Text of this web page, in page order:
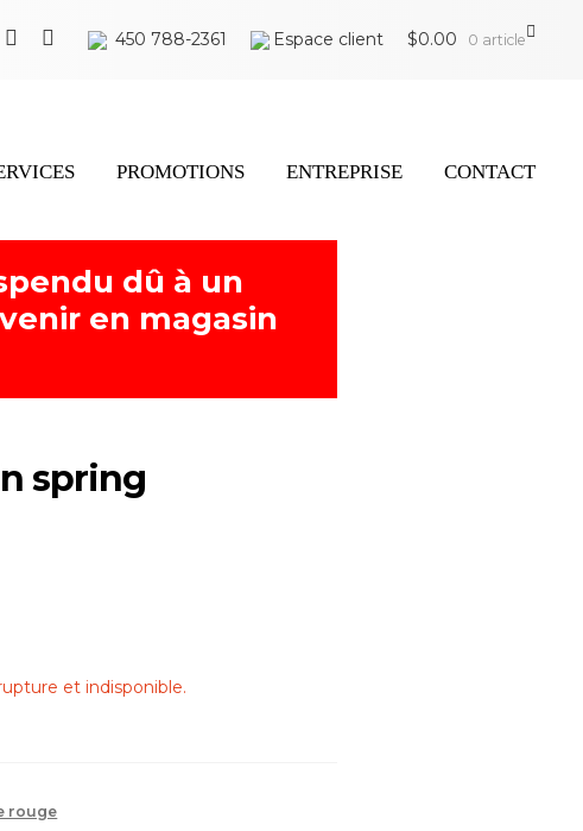
450 788-2361 Espace client $0.00 0 article
PROMOTIONS ENTREPRISE CONTACT
dû à un
en magasin
spring
et indisponible.
rouge